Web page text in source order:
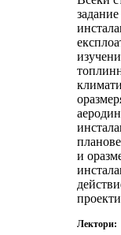
и
Лектори: